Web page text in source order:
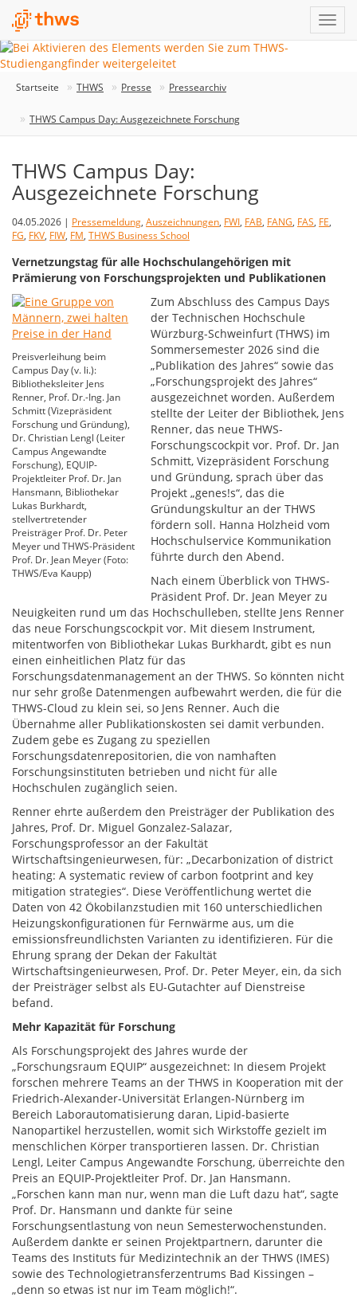
Startseite THWS Presse Pressearchiv
THWS Campus Day: Ausgezeichnete Forschung
THWS Campus Day:
Ausgezeichnete Forschung
04.05.2026 | Pressemeldung, Auszeichnungen, FWI, FAB, FANG, FAS, FE,
FG, FKV, FIW, FM, THWS Business School
Vernetzungstag für alle Hochschulangehörigen mit
Prämierung von Forschungsprojekten und Publikationen
Preisverleihung beim
Campus Day (v. li.):
Bibliotheksleiter Jens
Renner, Prof. Dr.-Ing. Jan
Schmitt (Vizepräsident
Forschung und Gründung),
Dr. Christian Lengl (Leiter
Campus Angewandte
Forschung), EQUIP-
Projektleiter Prof. Dr. Jan
Hansmann, Bibliothekar
Lukas Burkhardt,
stellvertretender
Preisträger Prof. Dr. Peter
Meyer und THWS-Präsident
Prof. Dr. Jean Meyer (Foto:
THWS/Eva Kaupp)
Zum Abschluss des Campus Days
der Technischen Hochschule
Würzburg-Schweinfurt (THWS) im
Sommersemester 2026 sind die
„Publikation des Jahres“ sowie das
„Forschungsprojekt des Jahres“
ausgezeichnet worden. Außerdem
stellte der Leiter der Bibliothek, Jens
Renner, das neue THWS-
Forschungscockpit vor. Prof. Dr. Jan
Schmitt, Vizepräsident Forschung
und Gründung, sprach über das
Projekt „genes!s“, das die
Gründungskultur an der THWS
fördern soll. Hanna Holzheid vom
Hochschulservice Kommunikation
führte durch den Abend.
Nach einem Überblick von THWS-
Präsident Prof. Dr. Jean Meyer zu
Neuigkeiten rund um das Hochschulleben, stellte Jens Renner
das neue Forschungscockpit vor. Mit diesem Instrument,
mitentworfen von Bibliothekar Lukas Burkhardt, gibt es nun
einen einheitlichen Platz für das
Forschungsdatenmanagement an der THWS. So könnten nicht
nur sehr große Datenmengen aufbewahrt werden, die für die
THWS-Cloud zu klein sei, so Jens Renner. Auch die
Übernahme aller Publikationskosten sei damit verbunden.
Zudem gebe es Zugang zu speziellen
Forschungsdatenrepositorien, die von namhaften
Forschungsinstituten betrieben und nicht für alle
Hochschulen zugänglich seien.
Renner ehrte außerdem den Preisträger der Publikation des
Jahres, Prof. Dr. Miguel Gonzalez-Salazar,
Forschungsprofessor an der Fakultät
Wirtschaftsingenieurwesen, für: „Decarbonization of district
heating: A systematic review of carbon footprint and key
mitigation strategies“. Diese Veröffentlichung wertet die
Daten von 42 Ökobilanzstudien mit 160 unterschiedlichen
Heizungskonfigurationen für Fernwärme aus, um die
emissionsfreundlichsten Varianten zu identifizieren. Für die
Ehrung sprang der Dekan der Fakultät
Wirtschaftsingenieurwesen, Prof. Dr. Peter Meyer, ein, da sich
der Preisträger selbst als EU-Gutachter auf Dienstreise
befand.
Mehr Kapazität für Forschung
Als Forschungsprojekt des Jahres wurde der
„Forschungsraum EQUIP“ ausgezeichnet: In diesem Projekt
forschen mehrere Teams an der THWS in Kooperation mit der
Friedrich-Alexander-Universität Erlangen-Nürnberg im
Bereich Laborautomatisierung daran, Lipid-basierte
Nanopartikel herzustellen, womit sich Wirkstoffe gezielt im
menschlichen Körper transportieren lassen. Dr. Christian
Lengl, Leiter Campus Angewandte Forschung, überreichte den
Preis an EQUIP-Projektleiter Prof. Dr. Jan Hansmann.
„Forschen kann man nur, wenn man die Luft dazu hat“, sagte
Prof. Dr. Hansmann und dankte für seine
Forschungsentlastung von neun Semesterwochenstunden.
Außerdem dankte er seinen Projektpartnern, darunter die
Teams des Instituts für Medizintechnik an der THWS (IMES)
sowie des Technologietransferzentrums Bad Kissingen –
„denn so etwas ist nur im Team möglich!“.